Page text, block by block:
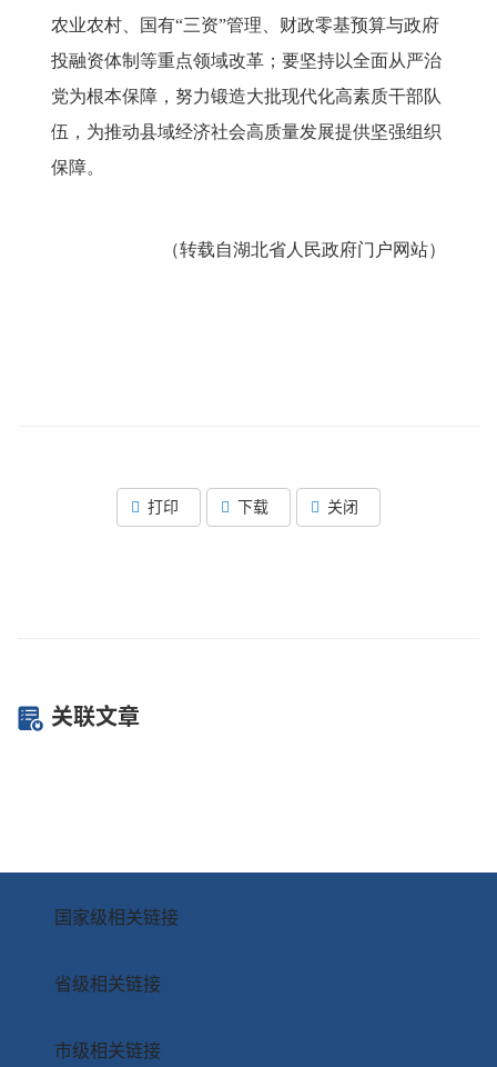
农业农村、国有“三资”管理、财政零基预算与政府
投融资体制等重点领域改革；要坚持以全面从严治
党为根本保障，努力锻造大批现代化高素质干部队
伍，为推动县域经济社会高质量发展提供坚强组织
保障。
（转载自湖北省人民政府门户网站）
打印 下载 关闭
关联文章
国家级相关链接
省级相关链接
市级相关链接